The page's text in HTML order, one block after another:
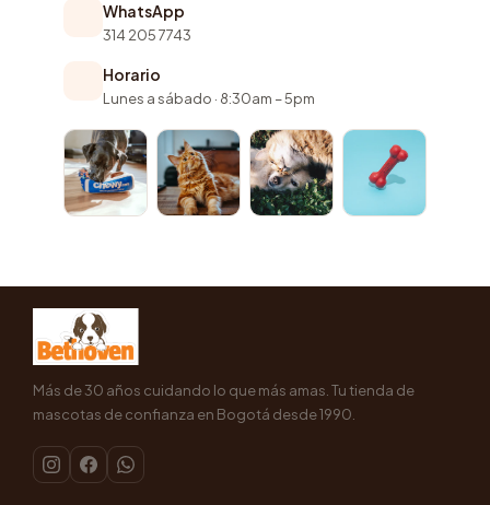
WhatsApp
314 205 7743
Horario
Lunes a sábado · 8:30am – 5pm
Más de 30 años cuidando lo que más amas. Tu tienda de
mascotas de confianza en Bogotá desde 1990.